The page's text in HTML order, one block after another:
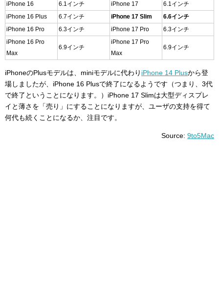
iPhone 16 6.1インチ iPhone 17
6.1インチ
iPhone 16 Plus
6.7インチ iPhone 17 Slim
6.6インチ
iPhone 16 Pro
6.3インチ iPhone 17 Pro
6.3インチ
iPhone 16 Pro
Max
6.9インチ
iPhone 17 Pro
Max
6.9インチ
iPhoneのPlusモデルは、miniモデルに代わり iPhone 14 Plusから登
場しましたが、iPhone 16 Plusで終了になるようです（つまり、3代
で終了ということになります。）iPhone 17 Slimは大型ディスプレ
イと薄さを「売り」にすることになりますが、ユーザの支持を得て
何代も続くことになるか、注目です。
Source: 9to5Mac